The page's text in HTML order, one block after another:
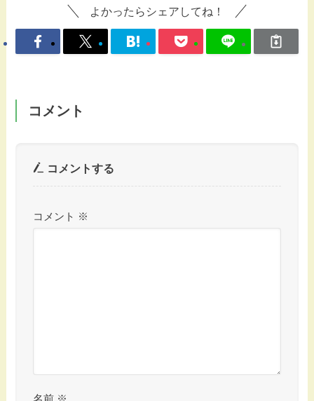
よかったらシェアしてね！
コメント
コメントする
コメント ※